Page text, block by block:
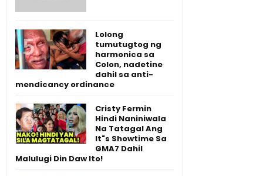
Lolong
tumutugtog ng
harmonica sa
Colon, nadetine
dahil sa anti-
mendicancy ordinance
Cristy Fermin
Hindi Naniniwala
Na Tatagal Ang
It"s Showtime Sa
GMA7 Dahil
Malulugi Din Daw Ito!